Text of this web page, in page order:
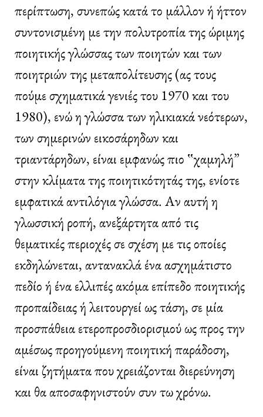
περίπτωση, συνεπώς κατά το μάλλον ή ήττον
συντονισμένη με την πολυτροπία της ώριμης
ποιητικής γλώσσας των ποιητών και των
ποιητριών της μεταπολίτευσης (ας τους
πούμε σχηματικά γενιές του 1970 και του
1980), ενώ η γλώσσα των ηλικιακά νεότερων,
των σημερινών εικοσάρηδων και
τριαντάρηδων, είναι εμφανώς πιο ‟χαμηλή”
στην κλίματα της ποιητικότητάς της, ενίοτε
εμφατικά αντιλόγια γλώσσα. Αν αυτή η
γλωσσική ροπή, ανεξάρτητα από τις
θεματικές περιοχές σε σχέση με τις οποίες
εκδηλώνεται, αντανακλά ένα ασχημάτιστο
πεδίο ή ένα ελλιπές ακόμα επίπεδο ποιητικής
προπαίδειας ή λειτουργεί ως τάση, σε μία
προσπάθεια ετεροπροσδιορισμού ως προς την
αμέσως προηγούμενη ποιητική παράδοση,
είναι ζητήματα που χρειάζονται διερεύνηση
και θα αποσαφηνιστούν συν τω χρόνω.